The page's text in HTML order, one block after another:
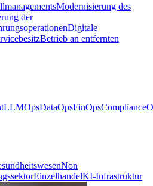
Modernisierung des
der
Digitale
Betrieb an entfernten
LLMOpsDataOpsFinOps
Non
EinzelhandelKI-Infrastruktur